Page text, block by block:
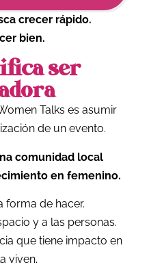
crecer rápido.
bien.
ser
Talks es asumir
de un evento.
comunidad local
en femenino.
forma de hacer.
y a las personas.
que tiene impacto en
viven.